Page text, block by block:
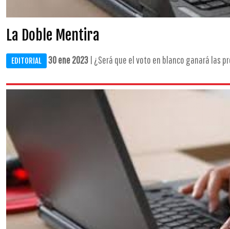
La Doble Mentira
EDITORIAL 30 ene 2023 | ¿Será que el voto en blanco ganará las